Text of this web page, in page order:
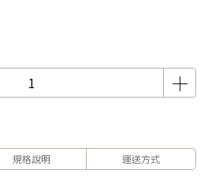
規格說明 運送方式